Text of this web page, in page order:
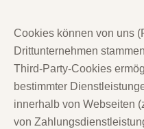
Cookies können von uns
Drittunternehmen
Third-Party-Cookies
bestimmter
innerhalb von Webseiten
von